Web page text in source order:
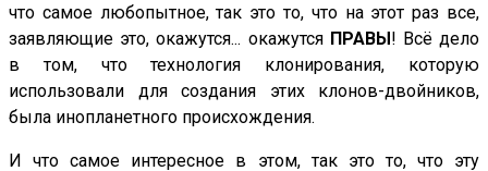
что самое любопытное, так это то, что на этот раз все,
заявляющие это, окажутся... окажутся ПРАВЫ! Всё дело
в том, что технология клонирования, которую
использовали для создания этих клонов-двойников,
была инопланетного происхождения.
И что самое интересное в этом, так это то, что эту